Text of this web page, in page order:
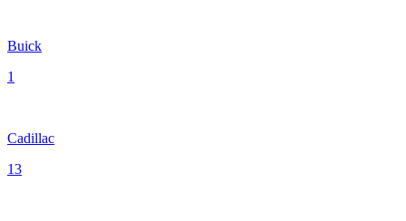
Buick
1
Cadillac
13